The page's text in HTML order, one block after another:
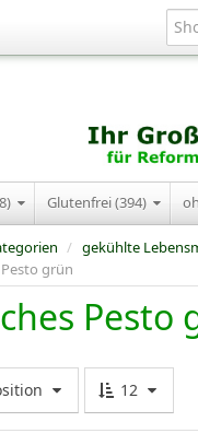
Glutenfrei (394)
/ gekühlte
grün
Pesto
12